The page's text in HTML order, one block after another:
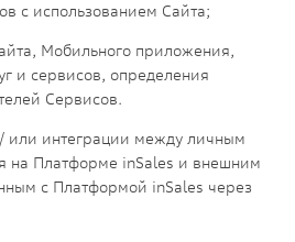
с использованием Сайта;
Мобильного приложения,
и сервисов, определения
Сервисов.
или интеграции между личным
на Платформе inSales и внешним
с Платформой inSales через